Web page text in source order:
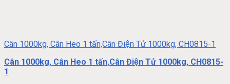
Cân 1000kg, Cân Heo 1 tấn,Cân Điện Tử 1000kg, CH0815-1
Cân 1000kg, Cân Heo 1 tấn,Cân Điện Tử 1000kg, CH0815-
1